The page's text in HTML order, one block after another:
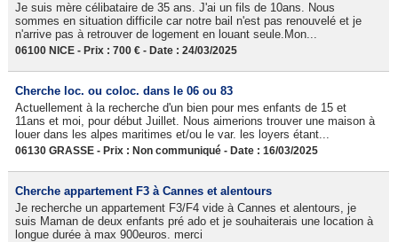
Je suis mère célibataire de 35 ans. J'ai un fils de 10ans. Nous
sommes en situation difficile car notre bail n'est pas renouvelé et je
n'arrive pas à retrouver de logement en louant seule.Mon...
06100 NICE - Prix : 700 € - Date : 24/03/2025
Cherche loc. ou coloc. dans le 06 ou 83
Actuellement à la recherche d'un bien pour mes enfants de 15 et
11ans et moi, pour début Juillet. Nous aimerions trouver une maison à
louer dans les alpes maritimes et/ou le var. les loyers étant...
06130 GRASSE - Prix : Non communiqué - Date : 16/03/2025
Cherche appartement F3 à Cannes et alentours
Je recherche un appartement F3/F4 vide à Cannes et alentours, je
suis Maman de deux enfants pré ado et je souhaiterais une location à
longue durée à max 900euros. merci